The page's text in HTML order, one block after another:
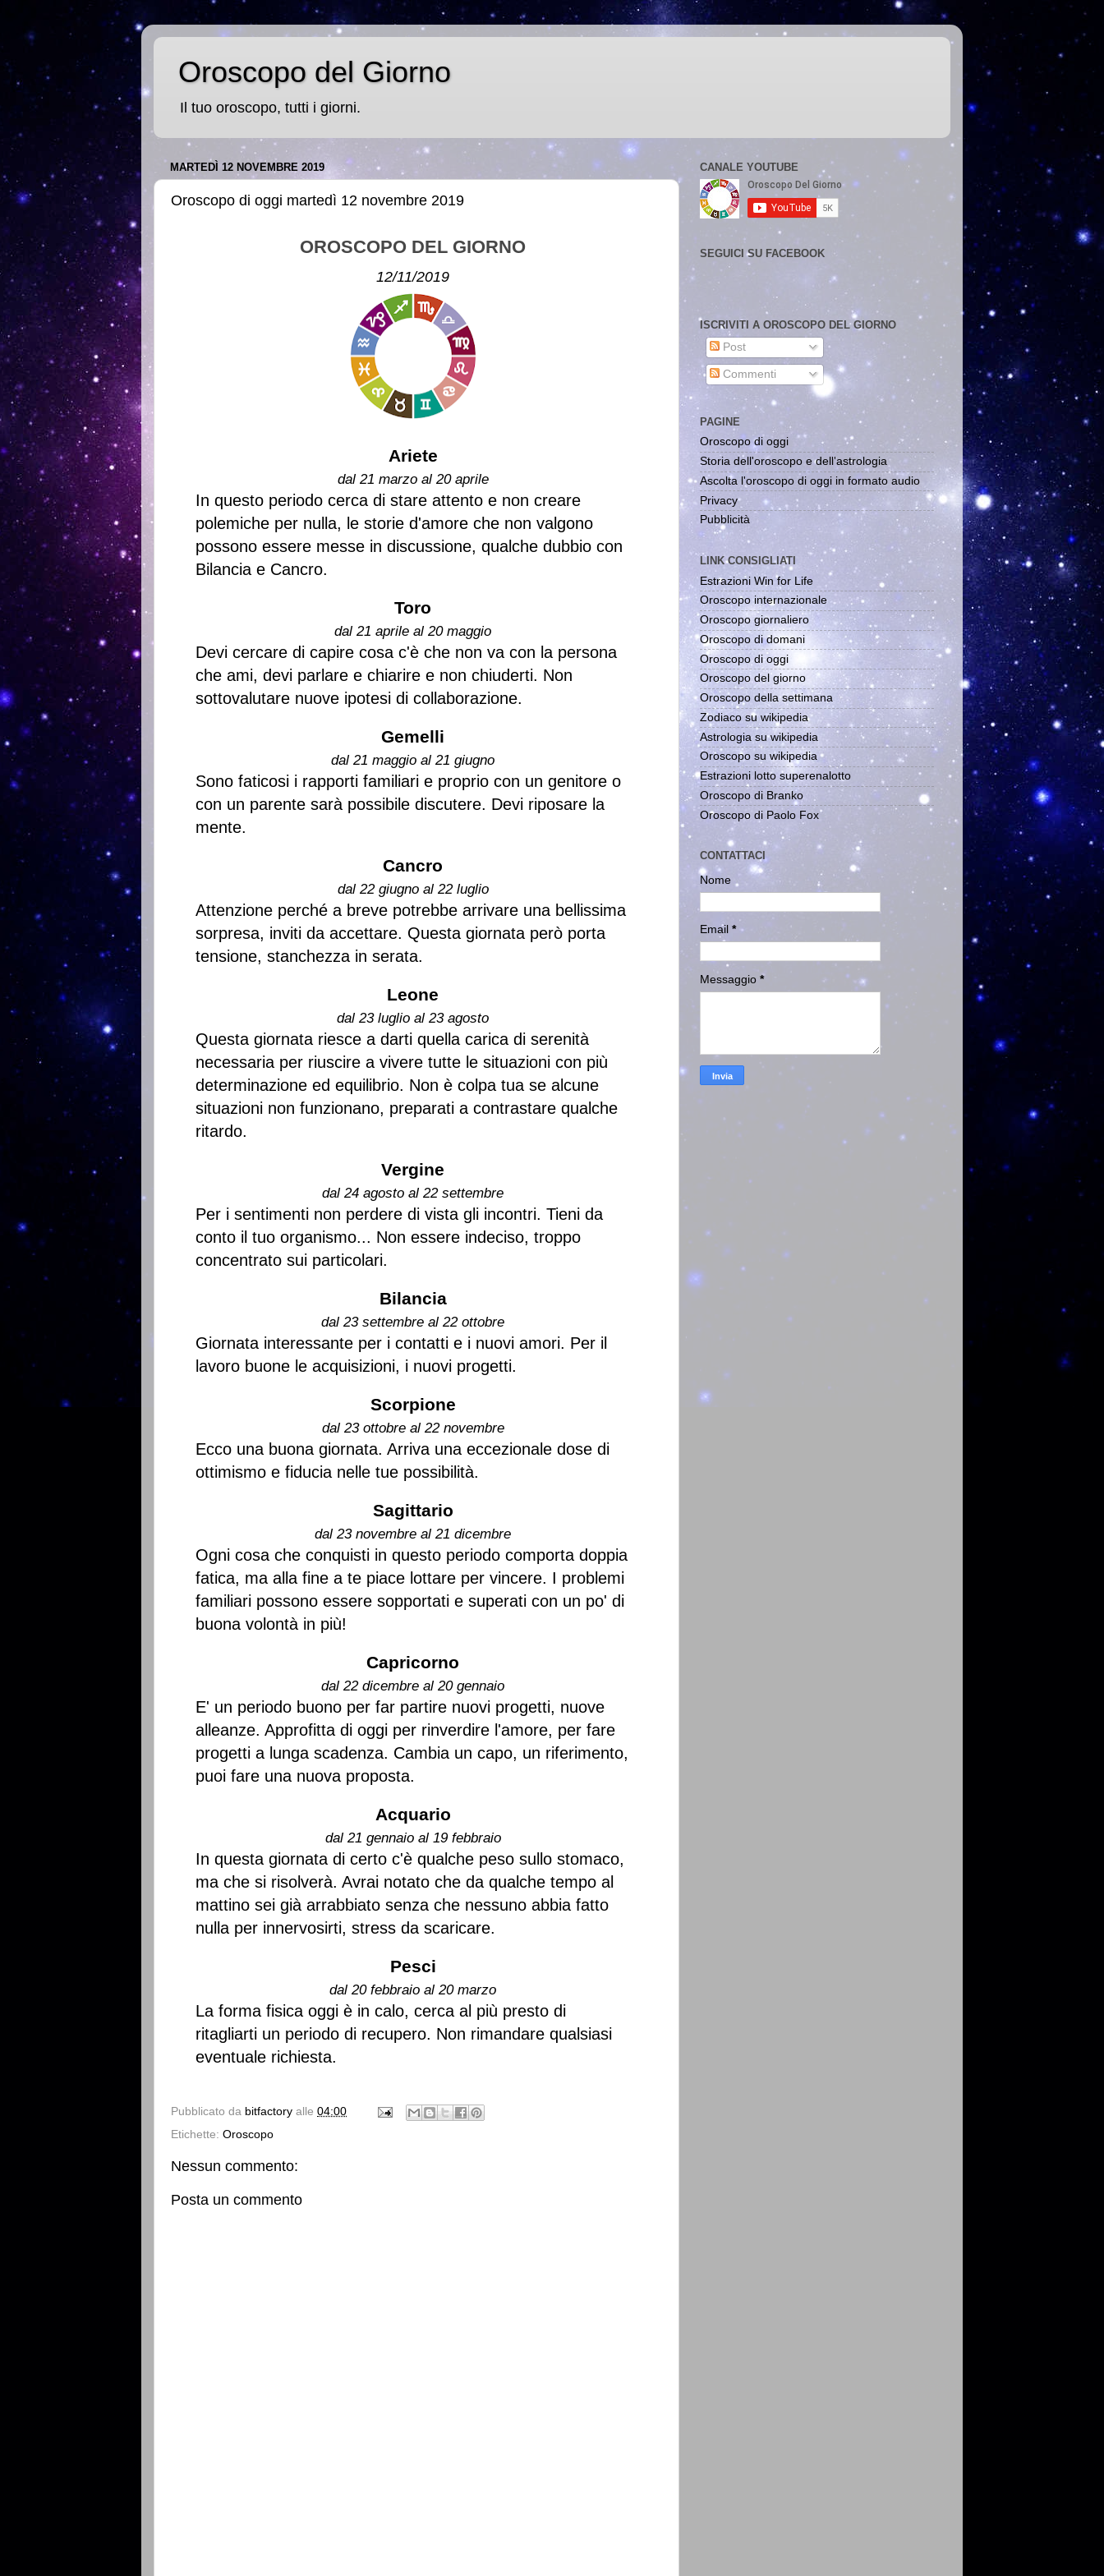
Oroscopo del Giorno
Il tuo oroscopo, tutti i giorni.
MARTEDÌ 12 NOVEMBRE 2019
Oroscopo di oggi martedì 12 novembre 2019
OROSCOPO DEL GIORNO
12/11/2019
Ariete
dal 21 marzo al 20 aprile
In questo periodo cerca di stare attento e non creare
polemiche per nulla, le storie d'amore che non valgono
possono essere messe in discussione, qualche dubbio con
Bilancia e Cancro.
Toro
dal 21 aprile al 20 maggio
Devi cercare di capire cosa c'è che non va con la persona
che ami, devi parlare e chiarire e non chiuderti. Non
sottovalutare nuove ipotesi di collaborazione.
Gemelli
dal 21 maggio al 21 giugno
Sono faticosi i rapporti familiari e proprio con un genitore o
con un parente sarà possibile discutere. Devi riposare la
mente.
Cancro
dal 22 giugno al 22 luglio
Attenzione perché a breve potrebbe arrivare una bellissima
sorpresa, inviti da accettare. Questa giornata però porta
tensione, stanchezza in serata.
Leone
dal 23 luglio al 23 agosto
Questa giornata riesce a darti quella carica di serenità
necessaria per riuscire a vivere tutte le situazioni con più
determinazione ed equilibrio. Non è colpa tua se alcune
situazioni non funzionano, preparati a contrastare qualche
ritardo.
Vergine
dal 24 agosto al 22 settembre
Per i sentimenti non perdere di vista gli incontri. Tieni da
conto il tuo organismo... Non essere indeciso, troppo
concentrato sui particolari.
Bilancia
dal 23 settembre al 22 ottobre
Giornata interessante per i contatti e i nuovi amori. Per il
lavoro buone le acquisizioni, i nuovi progetti.
Scorpione
dal 23 ottobre al 22 novembre
Ecco una buona giornata. Arriva una eccezionale dose di
ottimismo e fiducia nelle tue possibilità.
Sagittario
dal 23 novembre al 21 dicembre
Ogni cosa che conquisti in questo periodo comporta doppia
fatica, ma alla fine a te piace lottare per vincere. I problemi
familiari possono essere sopportati e superati con un po' di
buona volontà in più!
Capricorno
dal 22 dicembre al 20 gennaio
E' un periodo buono per far partire nuovi progetti, nuove
alleanze. Approfitta di oggi per rinverdire l'amore, per fare
progetti a lunga scadenza. Cambia un capo, un riferimento,
puoi fare una nuova proposta.
Acquario
dal 21 gennaio al 19 febbraio
In questa giornata di certo c'è qualche peso sullo stomaco,
ma che si risolverà. Avrai notato che da qualche tempo al
mattino sei già arrabbiato senza che nessuno abbia fatto
nulla per innervosirti, stress da scaricare.
Pesci
dal 20 febbraio al 20 marzo
La forma fisica oggi è in calo, cerca al più presto di
ritagliarti un periodo di recupero. Non rimandare qualsiasi
eventuale richiesta.
Pubblicato da bitfactory alle 04:00
Etichette: Oroscopo
Nessun commento:
Posta un commento
CANALE YOUTUBE
SEGUICI SU FACEBOOK
ISCRIVITI A OROSCOPO DEL GIORNO
Post
Commenti
PAGINE
Oroscopo di oggi
Storia dell'oroscopo e dell'astrologia
Ascolta l'oroscopo di oggi in formato audio
Privacy
Pubblicità
LINK CONSIGLIATI
Estrazioni Win for Life
Oroscopo internazionale
Oroscopo giornaliero
Oroscopo di domani
Oroscopo di oggi
Oroscopo del giorno
Oroscopo della settimana
Zodiaco su wikipedia
Astrologia su wikipedia
Oroscopo su wikipedia
Estrazioni lotto superenalotto
Oroscopo di Branko
Oroscopo di Paolo Fox
CONTATTACI
Nome
Email *
Messaggio *